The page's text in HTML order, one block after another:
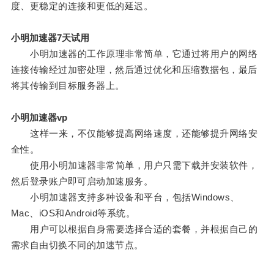
度、更稳定的连接和更低的延迟。
小明加速器7天试用
小明加速器的工作原理非常简单，它通过将用户的网络
连接传输经过加密处理，然后通过优化和压缩数据包，最后
将其传输到目标服务器上。
小明加速器vp
这样一来，不仅能够提高网络速度，还能够提升网络安
全性。
使用小明加速器非常简单，用户只需下载并安装软件，
然后登录账户即可启动加速服务。
小明加速器支持多种设备和平台，包括Windows、
Mac、iOS和Android等系统。
用户可以根据自身需要选择合适的套餐，并根据自己的
需求自由切换不同的加速节点。